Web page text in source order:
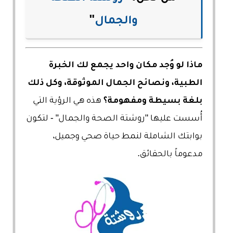
والجمال"
ماذا لو وُجد مكان واحد يجمع لك الخبرة
الطبية، ونصائح الجمال الموثوقة، وكل ذلك
بلغة بسيطة ومفهومة؟ هذه هي الرؤية التي
أُسست عليها "روشتة الصحة والجمال" - لتكون
بوابتك الشاملة لنمط حياة صحي وجميل،
مدعوماً بالحقائق.